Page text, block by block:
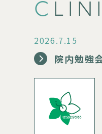
2026.7.15
院内勉強